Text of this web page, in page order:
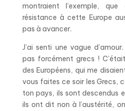
montraient l’exemple,
résistance à cette Europe
pas à avancer.
J’ai senti une vague
pas forcément grecs !
des Européens, qui me
vous faites ce soir les Grecs,
ton pays, ils sont descendus
ils ont dit non à l’austérité,